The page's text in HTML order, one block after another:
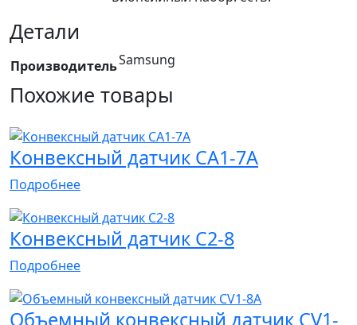
Детали
ПроизводительSamsung
Похожие товары
Конвексный датчик CA1-7A
Подробнее
Конвексный датчик C2-8
Подробнее
Объемный конвексный датчик CV1-